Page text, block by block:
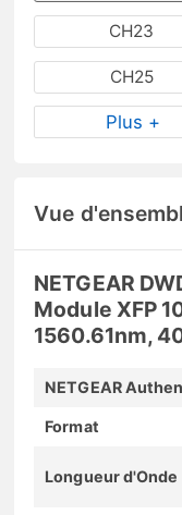
CH23
CH25
Plus +
Vue
NETGEAR
Module XFP
1560.61nm,
NETGEAR
Format
Longueur d'Onde